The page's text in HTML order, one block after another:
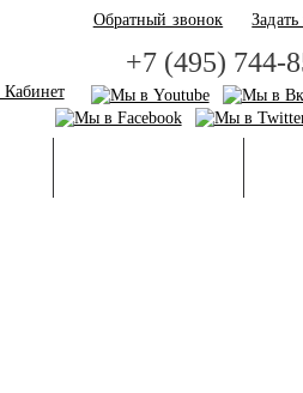
Обратный звонок
+7 (495) 744-